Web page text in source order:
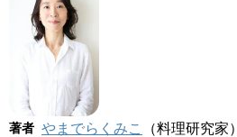
著者 やまでらくみこ （料理研究家）